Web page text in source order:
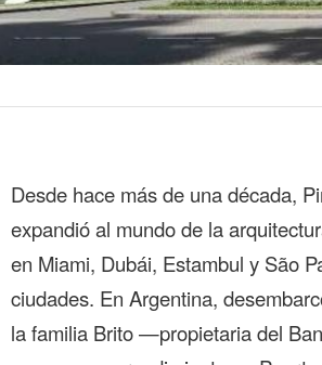
Desde hace más de una década,
expandió al mundo de la
en Miami, Dubái, Estambul y São
ciudades. En Argentina,
la familia Brito —propietaria del